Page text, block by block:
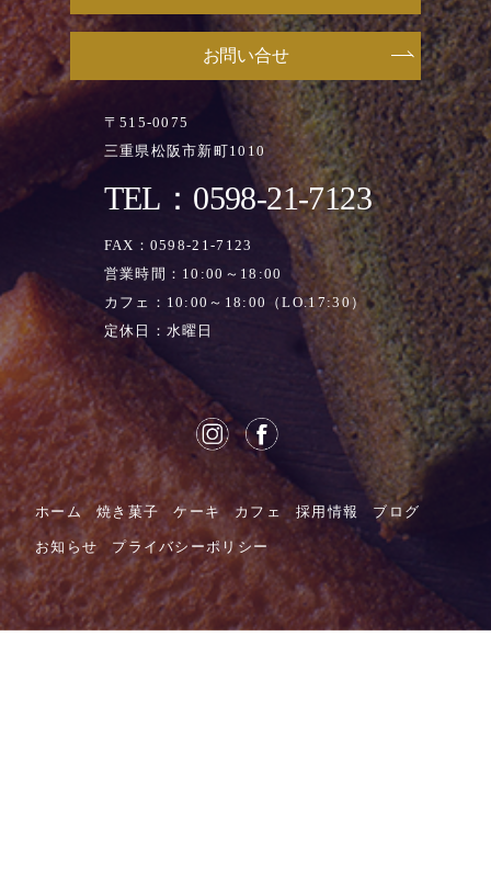
〒515-0075
三重県松阪市新町1010
TEL：0598-21-7123
FAX：0598-21-7123
営業時間：10:00～18:00
カフェ：10:00～18:00（LO.17:30）
定休日：水曜日
お問い合せ
ホーム 焼き菓子 ケーキ カフェ 採用情報 ブログ
お知らせ プライバシーポリシー